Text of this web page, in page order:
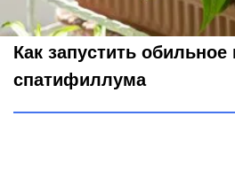
Как запустить обильное
спатифиллума